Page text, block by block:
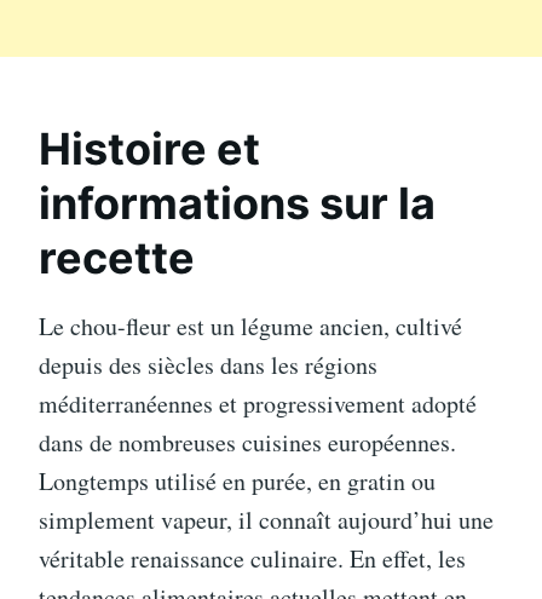
Histoire et
informations sur la
recette
Le chou-fleur est un légume ancien, cultivé
depuis des siècles dans les régions
méditerranéennes et progressivement adopté
dans de nombreuses cuisines européennes.
Longtemps utilisé en purée, en gratin ou
simplement vapeur, il connaît aujourd’hui une
véritable renaissance culinaire. En effet, les